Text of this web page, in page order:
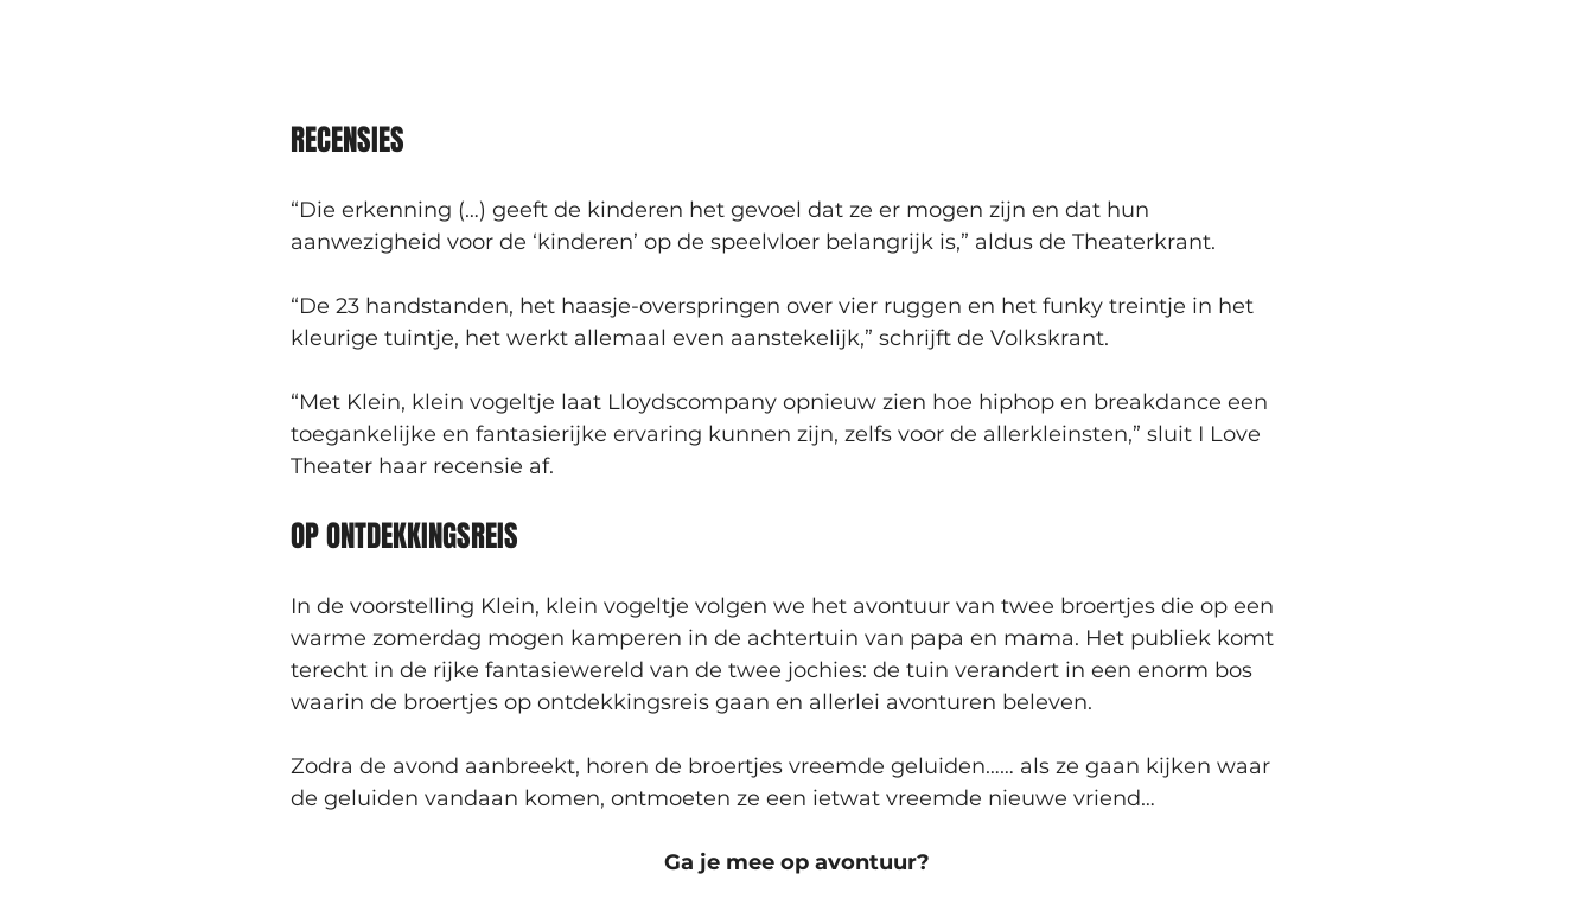
RECENSIES
“Die erkenning (…) geeft de kinderen het gevoel dat ze er mogen zijn en dat hun
aanwezigheid voor de ‘kinderen’ op de speelvloer belangrijk is,” aldus de Theaterkrant.
“De 23 handstanden, het haasje-overspringen over vier ruggen en het funky treintje in het
kleurige tuintje, het werkt allemaal even aanstekelijk,” schrijft de Volkskrant.
“Met Klein, klein vogeltje laat Lloydscompany opnieuw zien hoe hiphop en breakdance een
toegankelijke en fantasierijke ervaring kunnen zijn, zelfs voor de allerkleinsten,” sluit I Love
Theater haar recensie af.
OP ONTDEKKINGSREIS
In de voorstelling Klein, klein vogeltje volgen we het avontuur van twee broertjes die op een
warme zomerdag mogen kamperen in de achtertuin van papa en mama. Het publiek komt
terecht in de rijke fantasiewereld van de twee jochies: de tuin verandert in een enorm bos
waarin de broertjes op ontdekkingsreis gaan en allerlei avonturen beleven.
Zodra de avond aanbreekt, horen de broertjes vreemde geluiden…… als ze gaan kijken waar
de geluiden vandaan komen, ontmoeten ze een ietwat vreemde nieuwe vriend…
Ga je mee op avontuur?